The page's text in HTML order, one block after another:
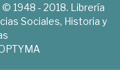
1948 - 2018. Librería
Sociales, Historia y